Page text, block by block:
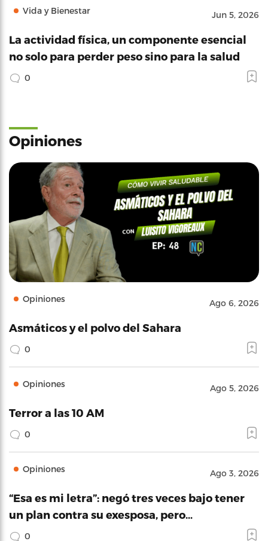
Vida y Bienestar Jun 5, 2026
La actividad física, un componente esencial
no solo para perder peso sino para la salud
0
Opiniones
Opiniones Ago 6, 2026
Asmáticos y el polvo del Sahara
0
Opiniones Ago 5, 2026
Terror a las 10 AM
0
Opiniones Ago 3, 2026
“Esa es mi letra”: negó tres veces bajo tener
un plan contra su exesposa, pero…
0